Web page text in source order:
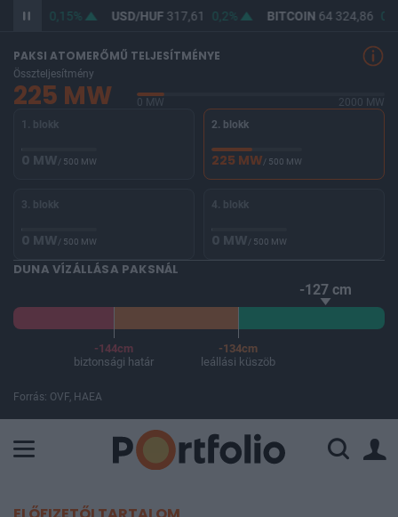
365,97 0,15% USD/HUF317,61 0,2% BITCOIN64 324,86
PAKSI ATOMERŐMŰ TELJESÍTMÉNYE
Összteljesítmény
225 MW 0 MW
2000 MW
1. blokk
0 MW/ 500 MW
2. blokk
225 MW/ 500 MW
3. blokk
0 MW/ 500 MW
4. blokk
0 MW/ 500 MW
DUNA VÍZÁLLÁSA PAKSNÁL
-127 cm
-144cm
biztonsági határ
-134cm
leállási küszöb
Forrás: OVF, HAEA